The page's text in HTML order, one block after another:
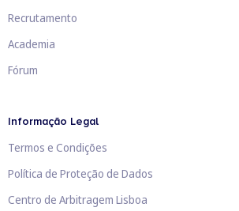
Recrutamento
Academia
Fórum
Informação Legal
Termos e Condições
Política de Proteção de Dados
Centro de Arbitragem Lisboa